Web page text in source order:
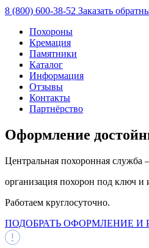
8 (800) 600-38-52 Заказать
Похороны
Кремация
Памятники
Каталог
Информация
Отзывы
Контакты
Партнёрство
Оформление
Центральная похоронная
организация похорон под ключ и
Работаем круглосуточно.
ПОДОБРАТЬ ОФОРМЛЕНИЕ И